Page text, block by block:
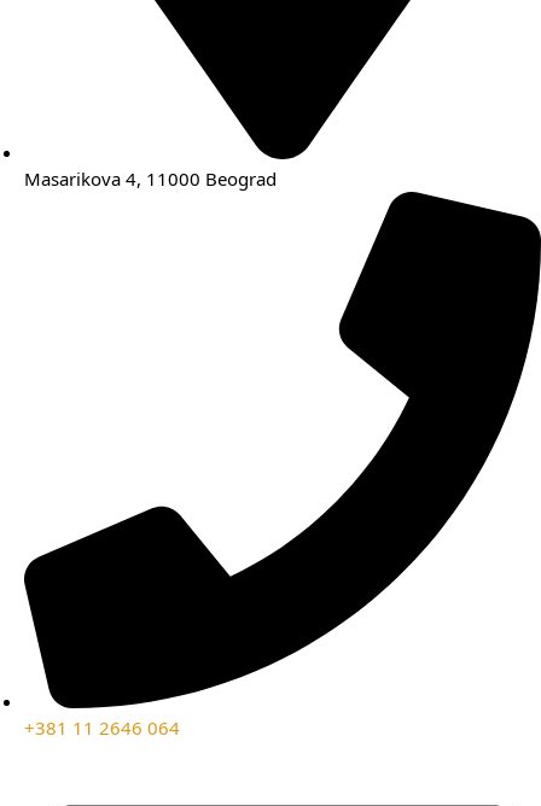
Masarikova 4, 11000 Beograd
+381 11 2646 064